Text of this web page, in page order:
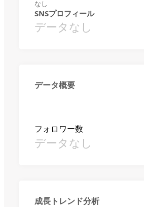
なし
SNSプロフィール
データなし
データ概要
フォロワー数
データなし
成長トレンド分析